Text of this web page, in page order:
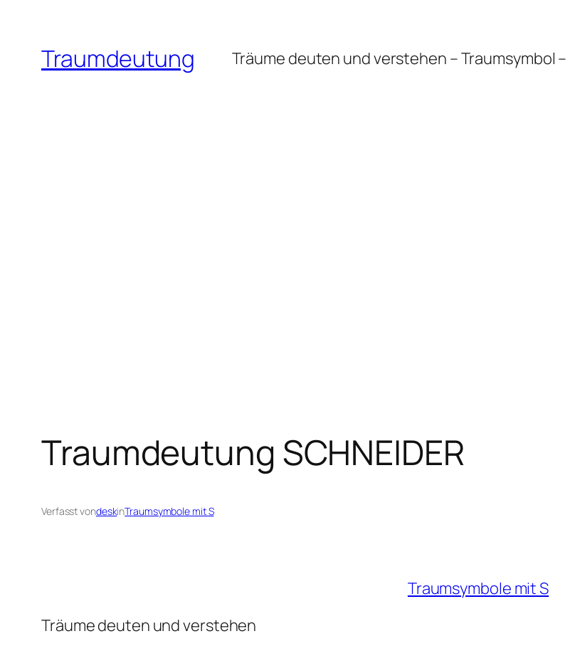
springenTraumdeutung Träume deuten und verstehen – Traumsymbol –
Traumdeutung SCHNEIDER
Verfasst vondeskinTraumsymbole mit S
Traumsymbole mit S
Träume deuten und verstehen